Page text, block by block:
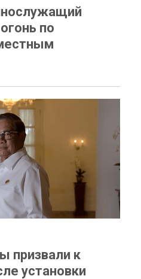
по
призвали к
установки